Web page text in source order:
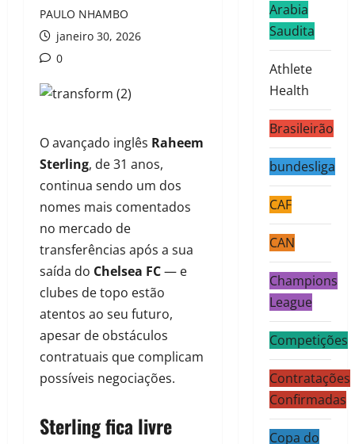
PAULO NHAMBO
janeiro 30, 2026
0
O avançado inglês Raheem
Sterling, de 31 anos,
continua sendo um dos
nomes mais comentados
no mercado de
transferências após a sua
saída do Chelsea FC— e
clubes de topo estão
atentos ao seu futuro,
apesar de obstáculos
contratuais que complicam
possíveis negociações.
Sterling fica livre
Arabia
Saudita
Athlete
Health
Brasileirão
bundesliga
CAF
CAN
Champions
League
Competições
Contratações
Confirmadas
Copa do